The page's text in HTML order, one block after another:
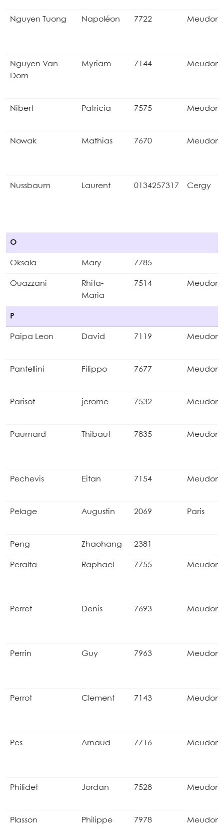
Nguyen Tuong Napoléon 7722 Meudon
Nguyen Van
Dom
Myriam 7144 Meudon
Nibert Patricia 7575 Meudon
Nowak Mathias 7670 Meudon
Nussbaum Laurent 0134257317 Cergy
O
Oksala Mary 7785
Ouazzani
Rhita-
Maria
7514 Meudon
P
Paipa Leon David 7119 Meudon
Pantellini Filippo 7677 Meudon
Parisot jerome 7532 Meudon
Paumard Thibaut 7835 Meudon
Pechevis Eitan 7154 Meudon
Pelage Augustin 2069 Paris
Peng Zhaohang 2381
Peralta Raphael 7755 Meudon
Perret Denis 7693 Meudon
Perrin Guy 7963 Meudon
Perrot Clement 7143 Meudon
Pes Arnaud 7716 Meudon
Philidet Jordan 7528 Meudon
Plasson Philippe 7978 Meudon